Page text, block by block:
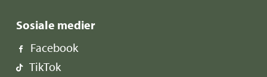
Sosiale medier
Facebook
TikTok